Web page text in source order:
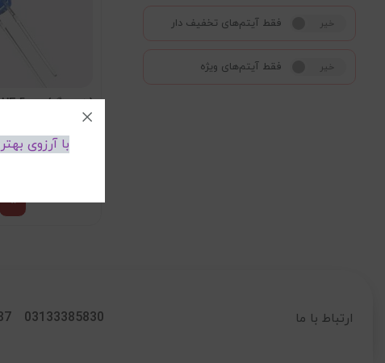
بله خیر فقط آیتم‌های تخفیف دار
بله خیر فقط آیتم‌های ویژه
(خود رنگ) LED BLUE 5mm
تماس
ارتباط با ما 03133385830
با آرزوی